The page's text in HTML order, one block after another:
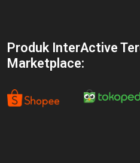
Produk InterActive
Marketplace: